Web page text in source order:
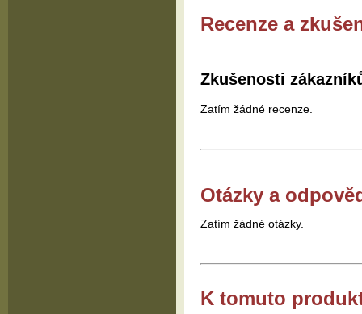
Recenze a
Zkušenosti
Zatím žádné recenze.
Otázky a
Zatím žádné otázky.
K tomuto